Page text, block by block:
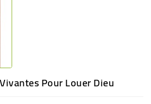
Pour Louer Dieu